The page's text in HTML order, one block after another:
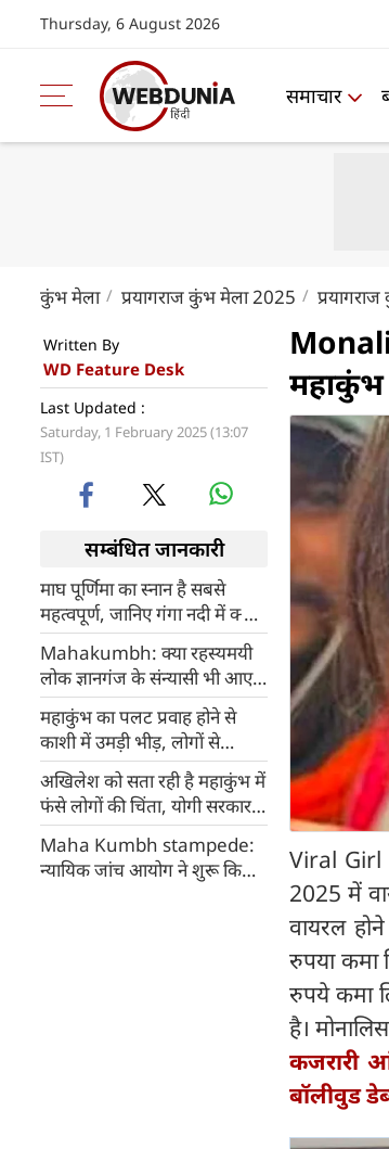
Thursday, 6 August 2026
समाचार
कुंभ मेला प्रयागराज कुंभ मेला 2025
Written By
WD Feature Desk
Last Updated :
Saturday, 1 February 2025 (13:07
IST)
सम्बंधित जानकारी
माघ पूर्णिमा का स्नान है सबसे
महत्वपूर्ण, जानिए गंगा नदी में क्यों
लगाना चाहिए 5 डुबकी?
Mahakumbh: क्या रहस्यमयी
लोक ज्ञानगंज के संन्यासी भी आए हैं
कुंभ मेले में गंगा स्नान करने?
महाकुंभ का पलट प्रवाह होने से
काशी में उमड़ी भीड़, लोगों से
अपील- अभी गंगा आरती में शामिल
होने से बचें
अखिलेश को सता रही है महाकुंभ में
फंसे लोगों की चिंता, योगी सरकार से
की मांग
Maha Kumbh stampede:
न्यायिक जांच आयोग ने शुरू किया
महाकुंभ
Viral Girl
2025 में
वायरल
रुपया कमा
रुपये कमा
है।
कजरारी
बॉलीवुड